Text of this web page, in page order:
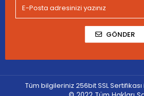
GÖNDER
Tüm bilgileriniz 256bit SSL